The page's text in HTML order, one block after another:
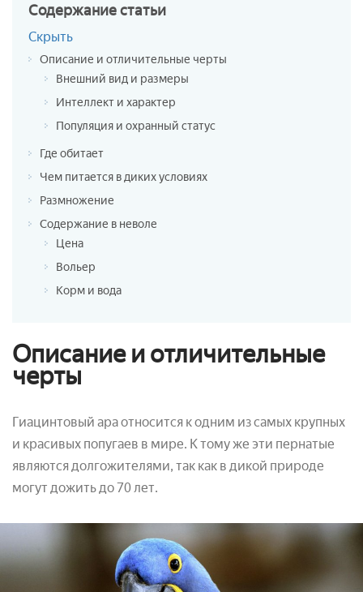
Содержаниестатьи
Скрыть
Описание и отличительные черты
Внешний вид и размеры
Интеллект и характер
Популяция и охранный статус
Где обитает
Чем питается в диких условиях
Размножение
Содержание в неволе
Цена
Вольер
Корм и вода
Описание и отличительные
черты
Гиацинтовый ара относится к одним из самых крупных
и красивых попугаев в мире. К тому же эти пернатые
являются долгожителями, так как в дикой природе
могут дожить до 70 лет.